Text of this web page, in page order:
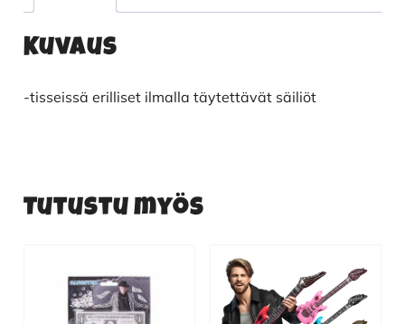
Kuvaus
-tisseissä erilliset ilmalla täytettävät säiliöt
Tutustu myös
Tällä
tuotteella
on